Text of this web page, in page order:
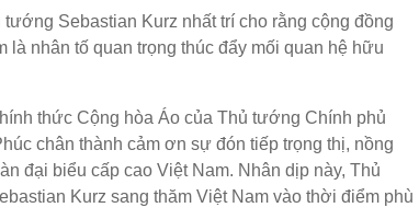
Sebastian Kurz nhất trí cho rằng cộng đồng
nhân tố quan trọng thúc đẩy mối quan hệ hữu
thức Cộng hòa Áo của Thủ tướng Chính phủ
chân thành cảm ơn sự đón tiếp trọng thị, nồng
đại biểu cấp cao Việt Nam. Nhân dịp này, Thủ
Kurz sang thăm Việt Nam vào thời điểm phù